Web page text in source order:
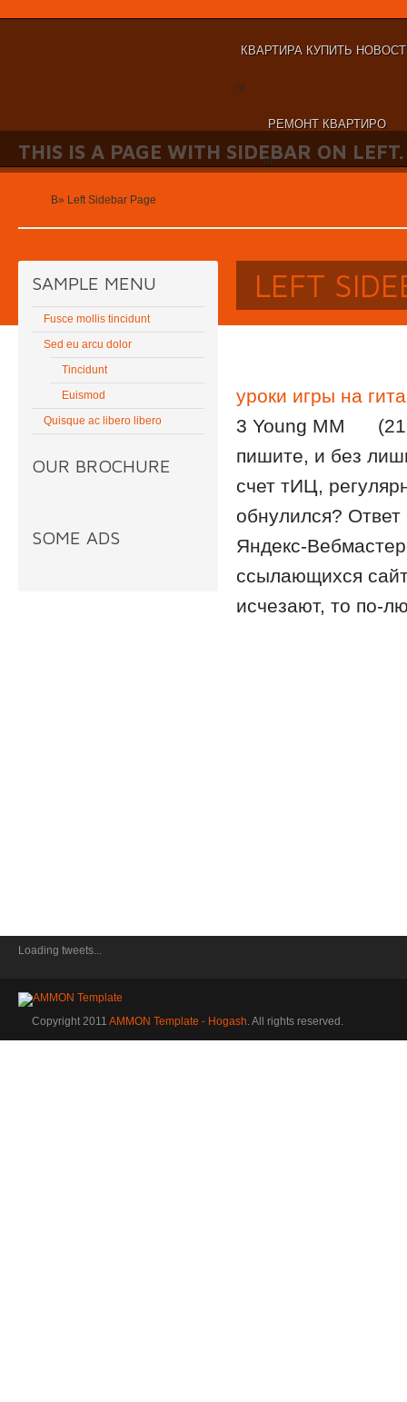
КВАРТИРА КУПИТЬ
nt
РЕМОНТ КВАРТИРО
nt
THIS IS A PAGE WITH SIDEBAR ON LEFT.
В» Left Sidebar Page
SAMPLE MENU
Fusce mollis tincidunt
Sed eu arcu dolor
Tincidunt
Euismod
Quisque ac libero libero
OUR BROCHURE
SOME ADS
LEFT
уроки игры на
3 Young MM
пишите, и без
счет тИЦ,
обнулился?
Яндекс-
ссылающихся
исчезают, то по-
Loading tweets...
Copyright 2011 AMMON Template - Hogash. All rights reserved.